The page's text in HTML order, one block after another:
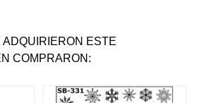
ESTE
COMPRARON: